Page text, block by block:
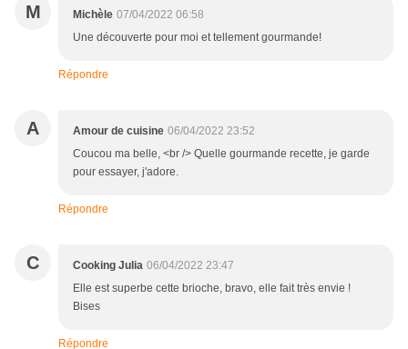
M Michèle 07/04/2022 06:58
Une découverte pour moi et tellement gourmande!
Répondre
A Amour de cuisine 06/04/2022 23:52
Coucou ma belle, <br /> Quelle gourmande recette, je garde
pour essayer, j'adore.
Répondre
C Cooking Julia 06/04/2022 23:47
Elle est superbe cette brioche, bravo, elle fait très envie !
Bises
Répondre